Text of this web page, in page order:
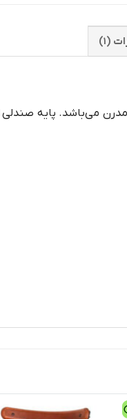
(۱)
می‌باشد. پایه